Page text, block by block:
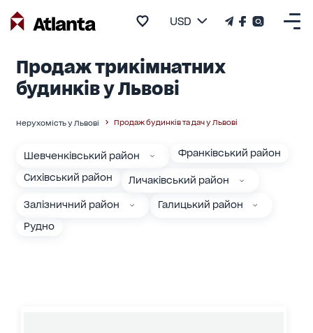
USD
Продаж трикімнатних
будинків у Львові
Нерухомість у Львові Продаж будинків та дач у Львові
Шевченківський район Франківський район
Сихівський район Личаківський район
Залізничний район
Галицький район
Рудно